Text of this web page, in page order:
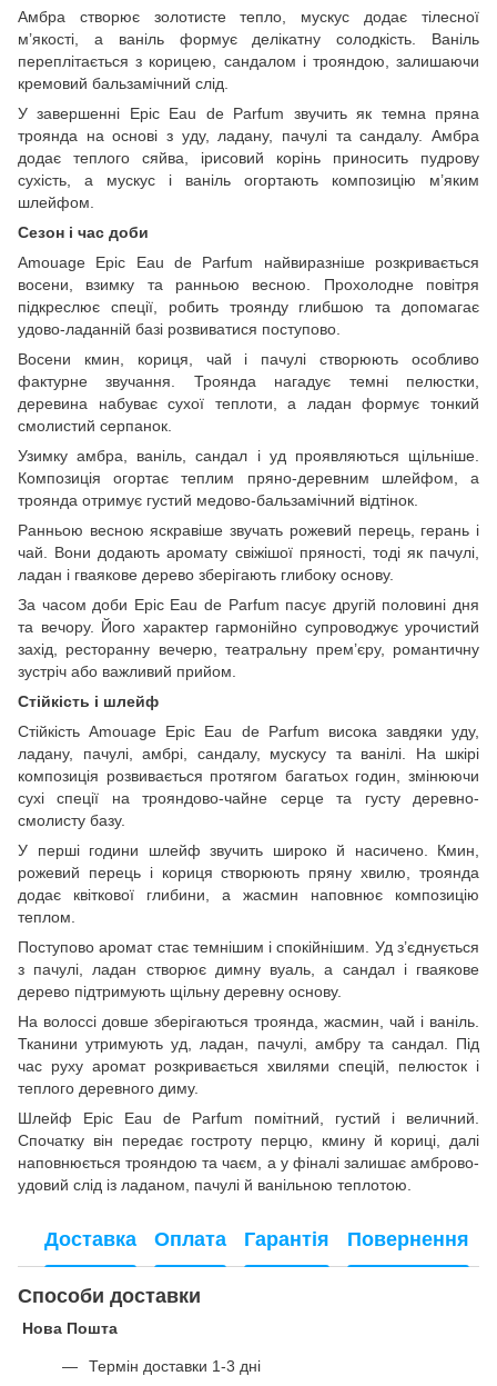
Амбра створює золотисте тепло, мускус додає тілесної
м’якості, а ваніль формує делікатну солодкість. Ваніль
переплітається з корицею, сандалом і трояндою, залишаючи
кремовий бальзамічний слід.
У завершенні Epic Eau de Parfum звучить як темна пряна
троянда на основі з уду, ладану, пачулі та сандалу. Амбра
додає теплого сяйва, ірисовий корінь приносить пудрову
сухість, а мускус і ваніль огортають композицію м’яким
шлейфом.
Сезон і час доби
Amouage Epic Eau de Parfum найвиразніше розкривається
восени, взимку та ранньою весною. Прохолодне повітря
підкреслює спеції, робить троянду глибшою та допомагає
удово-ладанній базі розвиватися поступово.
Восени кмин, кориця, чай і пачулі створюють особливо
фактурне звучання. Троянда нагадує темні пелюстки,
деревина набуває сухої теплоти, а ладан формує тонкий
смолистий серпанок.
Узимку амбра, ваніль, сандал і уд проявляються щільніше.
Композиція огортає теплим пряно-деревним шлейфом, а
троянда отримує густий медово-бальзамічний відтінок.
Ранньою весною яскравіше звучать рожевий перець, герань і
чай. Вони додають аромату свіжішої пряності, тоді як пачулі,
ладан і гваякове дерево зберігають глибоку основу.
За часом доби Epic Eau de Parfum пасує другій половині дня
та вечору. Його характер гармонійно супроводжує урочистий
захід, ресторанну вечерю, театральну прем’єру, романтичну
зустріч або важливий прийом.
Стійкість і шлейф
Стійкість Amouage Epic Eau de Parfum висока завдяки уду,
ладану, пачулі, амбрі, сандалу, мускусу та ванілі. На шкірі
композиція розвивається протягом багатьох годин, змінюючи
сухі спеції на трояндово-чайне серце та густу деревно-
смолисту базу.
У перші години шлейф звучить широко й насичено. Кмин,
рожевий перець і кориця створюють пряну хвилю, троянда
додає квіткової глибини, а жасмин наповнює композицію
теплом.
Поступово аромат стає темнішим і спокійнішим. Уд з’єднується
з пачулі, ладан створює димну вуаль, а сандал і гваякове
дерево підтримують щільну деревну основу.
На волоссі довше зберігаються троянда, жасмин, чай і ваніль.
Тканини утримують уд, ладан, пачулі, амбру та сандал. Під
час руху аромат розкривається хвилями спецій, пелюсток і
теплого деревного диму.
Шлейф Epic Eau de Parfum помітний, густий і величний.
Спочатку він передає гостроту перцю, кмину й кориці, далі
наповнюється трояндою та чаєм, а у фіналі залишає амброво-
удовий слід із ладаном, пачулі й ванільною теплотою.
Доставка Оплата Гарантія Повернення
Способи доставки
Нова Пошта
Термін доставки 1-3 дні